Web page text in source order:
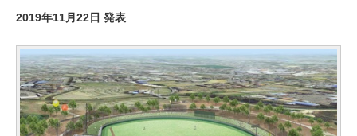
2019年11月22日 発表